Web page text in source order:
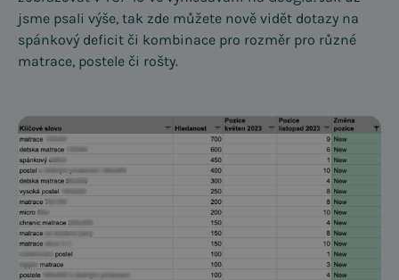
jsme psali výše, tak zde můžete nově vidět dotazy na
spánkový deficit či kombinace pro rozměr pro různé
matrace, postele či rošty.